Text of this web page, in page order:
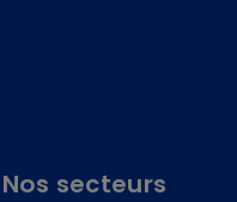
Nos secteurs